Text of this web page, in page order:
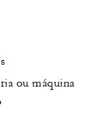
ou máquina